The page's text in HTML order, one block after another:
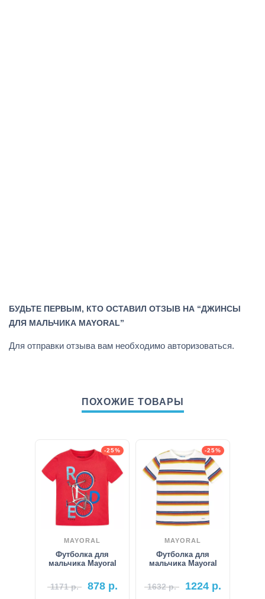
БУДЬТЕ ПЕРВЫМ, КТО ОСТАВИЛ ОТЗЫВ НА “ДЖИНСЫ
ДЛЯ МАЛЬЧИКА MAYORAL”
Для отправки отзыва вам необходимо авторизоваться.
ПОХОЖИЕ ТОВАРЫ
-25%
MAYORAL
Футболка для
мальчика Mayoral
1171р. 878р.
-25%
MAYORAL
Футболка для
мальчика Mayoral
1632р. 1224 р.